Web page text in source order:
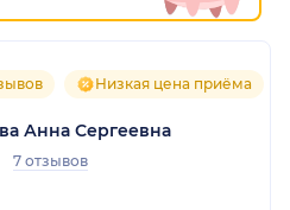
Низкая цена приёма
Анна Сергеевна
7 отзывов